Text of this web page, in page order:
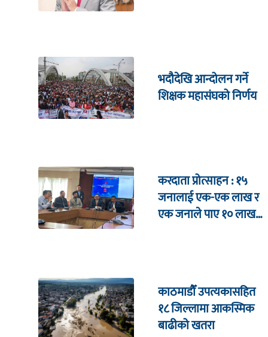
भदौदेखि आन्दोलन गर्ने
शिक्षक महासंघको निर्णय
करदाता प्रोत्साहन : १५
जनालाई एक-एक लाख र
एक जनाले पाए १० लाख
काठमाडौँ उपत्यकासहित
१८ जिल्लामा आकस्मिक
बाढीको खतरा